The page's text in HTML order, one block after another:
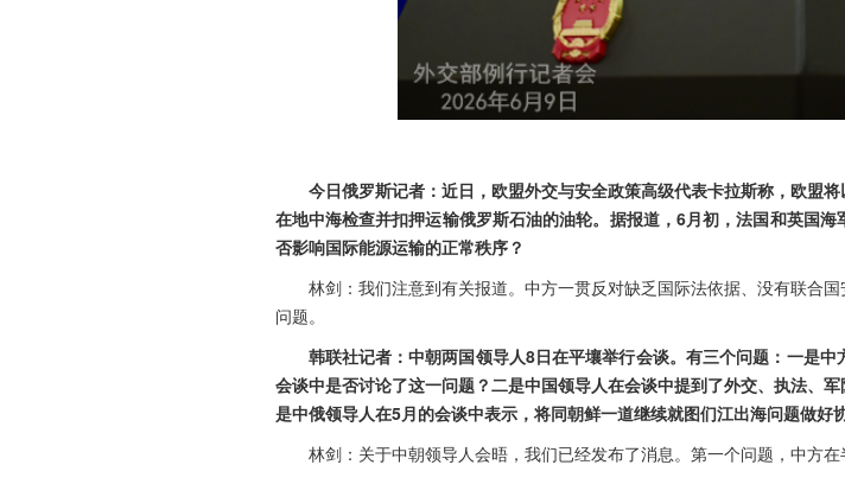
今日俄罗斯记者：近日，欧盟外交与安全政策高级代表卡拉斯称，欧盟
在地中海检查并扣押运输俄罗斯石油的油轮。据报道，6月初，法国和英国
否影响国际能源运输的正常秩序？
林剑：我们注意到有关报道。中方一贯反对缺乏国际法依据、没有联合
问题。
韩联社记者：中朝两国领导人8日在平壤举行会谈。有三个问题：一是
会谈中是否讨论了这一问题？二是中国领导人在会谈中提到了外交、执法、
是中俄领导人在5月的会谈中表示，将同朝鲜一道继续就图们江出海问题做好
林剑：关于中朝领导人会晤，我们已经发布了消息。第一个问题，中方